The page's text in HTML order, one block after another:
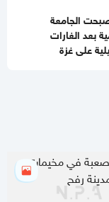
قلنديا
تمهيدًا لوقف
الجامعة
بعد الغارات
على غزة